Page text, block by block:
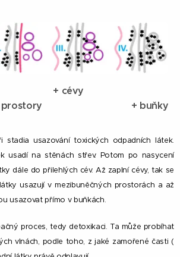
střevo + cévy
prostory + buňky
stadia usazování toxických odpadních látek.
usadí na stěnách střev. Potom po nasycení
dále do přilehlých cév. Až zaplní cévy, tak se
usazují v mezibuněčných prostorách a až
usazovat přímo v buňkách.
proces, tedy detoxikaci. Ta může probíhat
vlnách, podle toho, z jaké zamořené časti (